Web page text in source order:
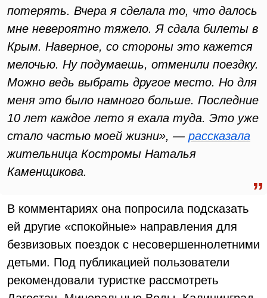
потерять. Вчера я сделала то, что далось
мне невероятно тяжело. Я сдала билеты в
Крым. Наверное, со стороны это кажется
мелочью. Ну подумаешь, отменили поездку.
Можно ведь выбрать другое место. Но для
меня это было намного больше. Последние
10 лет каждое лето я ехала туда. Это уже
стало частью моей жизни», — рассказала
жительница Костромы Наталья
Каменщикова.
В комментариях она попросила подсказать
ей другие «спокойные» направления для
безвизовых поездок с несовершеннолетними
детьми. Под публикацией пользователи
рекомендовали туристке рассмотреть